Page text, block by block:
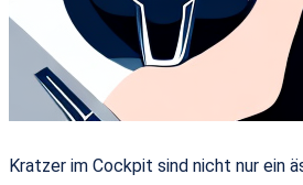
Kratzer im Cockpit sind nicht nur ein